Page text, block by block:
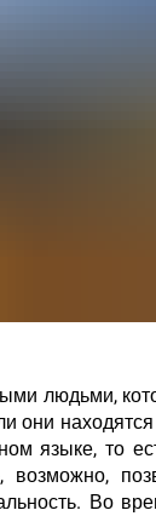
людьми,
они
языке, то
возможно,
Во